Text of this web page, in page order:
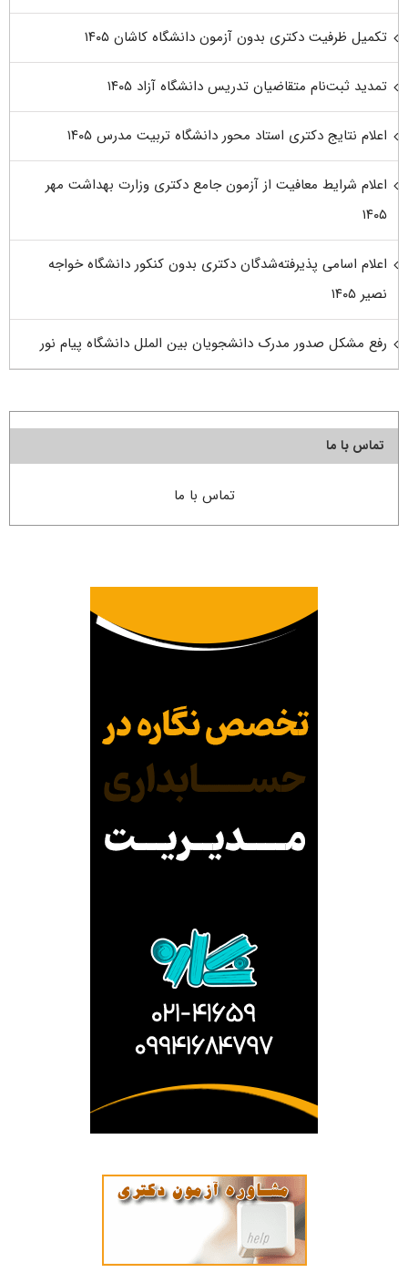
تکمیل ظرفیت دکتری بدون آزمون دانشگاه کاشان ۱۴۰۵
تمدید ثبت‌نام متقاضیان تدریس دانشگاه آزاد ۱۴۰۵
اعلام نتایج دکتری استاد محور دانشگاه تربیت مدرس ۱۴۰۵
اعلام شرایط معافیت از آزمون جامع دکتری وزارت بهداشت مهر
۱۴۰۵
اعلام اسامی پذیرفته‌شدگان دکتری بدون کنکور دانشگاه خواجه
نصیر ۱۴۰۵
رفع مشکل صدور مدرک دانشجویان بین الملل دانشگاه پیام نور
تماس با ما
تماس با ما